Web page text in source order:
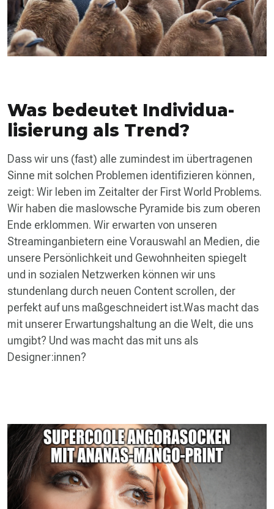
Was bedeutet Individua­
lisierung als Trend?
Dass wir uns (fast) alle zumindest im übertragenen
Sinne mit solchen Problemen identifizieren können,
zeigt: Wir leben im Zeitalter der First World Problems.
Wir haben die maslowsche Pyramide bis zum oberen
Ende erklommen. Wir erwarten von unseren
Streaminganbietern eine Vorauswahl an Medien, die
unsere Persönlichkeit und Gewohnheiten spiegelt
und in sozialen Netzwerken können wir uns
stundenlang durch neuen Content scrollen, der
perfekt auf uns maßgeschneidert ist.Was macht das
mit unserer Erwartungshaltung an die Welt, die uns
umgibt? Und was macht das mit uns als
Designer:innen?